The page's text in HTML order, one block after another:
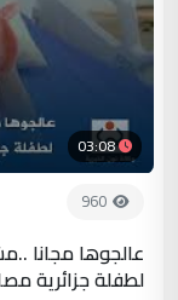
03:08
960
عالجوها مجانا
لطفلة جزائرية